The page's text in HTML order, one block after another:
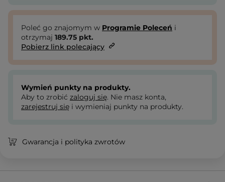
Poleć go znajomym w Programie Poleceń i
otrzymaj 189.75 pkt.
Pobierz link polecający
Wymień punkty na produkty.
Aby to zrobić zaloguj się. Nie masz konta,
zarejestruj się i wymieniaj punkty na produkty.
Gwarancja i polityka zwrotów